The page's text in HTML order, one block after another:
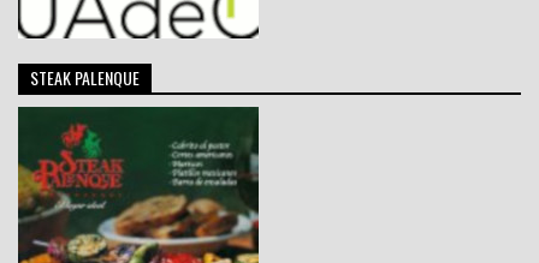
STEAK PALENQUE